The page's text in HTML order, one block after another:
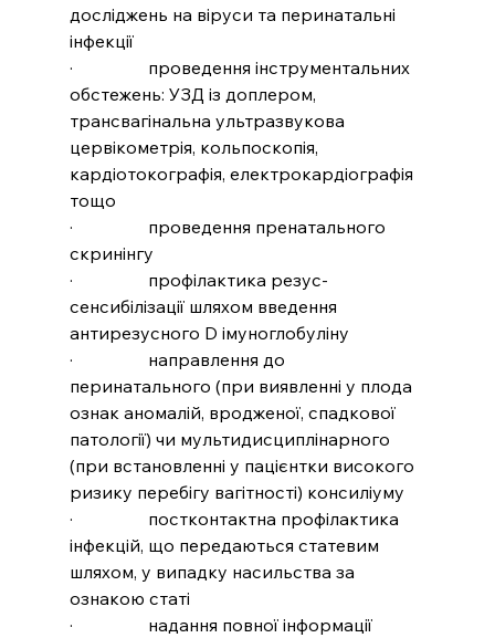
досліджень на віруси та перинатальні
інфекції
·                 проведення інструментальних
обстежень: УЗД із доплером,
трансвагінальна ультразвукова
цервікометрія, кольпоскопія,
кардіотокографія, електрокардіографія
тощо
·                 проведення пренатального
скринінгу
·                 профілактика резус-
сенсибілізації шляхом введення
антирезусного D імуноглобуліну
·                 направлення до
перинатального (при виявленні у плода
ознак аномалій, вродженої, спадкової
патології) чи мультидисциплінарного
(при встановленні у пацієнтки високого
ризику перебігу вагітності) консиліуму
·                 постконтактна профілактика
інфекцій, що передаються статевим
шляхом, у випадку насильства за
ознакою статі
·                 надання повної інформації